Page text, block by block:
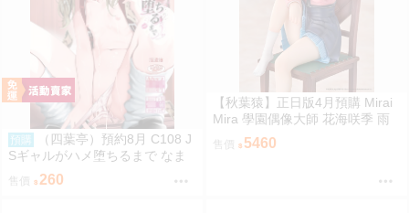
預購
（四葉亭）預約8月 C108 J
Sギャルがハメ堕ちるまで なま
もななせ
售價 260
【秋葉猿】正日版4月預購 Mirai
Mira 學園偶像大師 花海咲季 雨
後鳶尾花 特訓前 1/7 PVC 完成品
售價 5460